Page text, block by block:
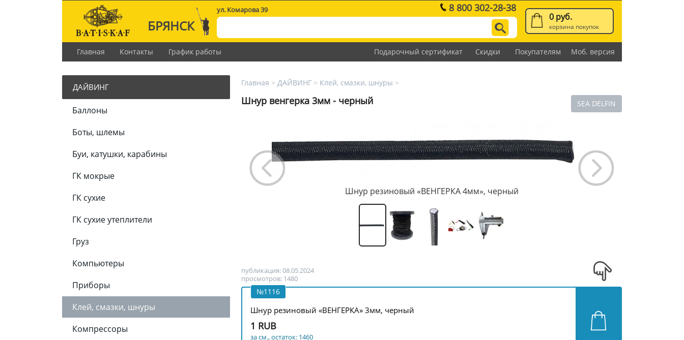
БРЯНСК
ул. Комарова 39 8 800 302-28-38
0 руб.
корзина покупок
Главная Контакты График работы Подарочный сертификат Скидки Покупателям Моб. версия
ДАЙВИНГ
Баллоны
Боты, шлемы
Буи, катушки, карабины
ГК мокрые
ГК сухие
ГК сухие утеплители
Груз
Компьютеры
Приборы
Клей, смазки, шнуры
Компрессоры
Главная > ДАЙВИНГ > Клей, смазки, шнуры >
SEA DELFIN
Шнур венгерка 3мм - черный
Шнур резиновый «ВЕНГЕРКА 4мм», черный
публикация: 08.05.2024
просмотров: 1480
№1116
Шнур резиновый «ВЕНГЕРКА» 3мм, черный
1 RUB
за см., остаток: 1460